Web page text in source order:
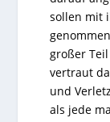
sollen mit
großer
vertraut
und
als jede